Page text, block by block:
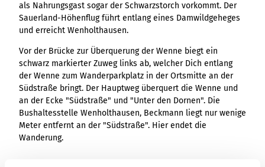
als Nahrungsgast sogar der Schwarzstorch vorkommt. Der
Sauerland-Höhenflug führt entlang eines Damwildgeheges
und erreicht Wenholthausen.
Vor der Brücke zur Überquerung der Wenne biegt ein
schwarz markierter Zuweg links ab, welcher Dich entlang
der Wenne zum Wanderparkplatz in der Ortsmitte an der
Südstraße bringt. Der Hauptweg überquert die Wenne und
an der Ecke "Südstraße" und "Unter den Dornen". Die
Bushaltesstelle Wenholthausen, Beckmann liegt nur wenige
Meter entfernt an der "Südstraße". Hier endet die
Wanderung.